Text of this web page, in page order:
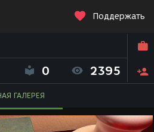
Поддержать
0 2395
ГАЛЕРЕЯ